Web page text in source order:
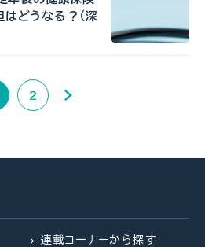
どうなる？（深
2
連載コーナーから探す